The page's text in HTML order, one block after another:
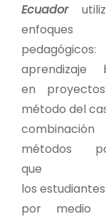
Ecuador
enfoques
aprendizaje
en
método del
métodos
que
los
por medio